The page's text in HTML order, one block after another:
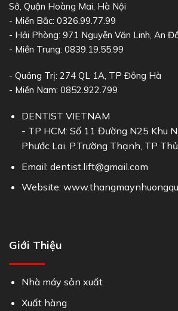
Sở, Quận Hoàng Mai, Hà Nội
- Miền Bắc: 0326.99.77.99
- Hải Phòng: 971 Nguyễn Văn Linh, An
- Miền Trung: 0839.19.55.99
- Quảng Trị: 274 QL 1A, TP Đông Hà
- Miền Nam: 0852.922.799
DENTIST VIETNAM
- TP HCM: Số 11 Đường N25 Khu
Phước Lai, P.Trường Thạnh, TP
Email: dentist.lift@gmail.com
Website:
Giới Thiệu
Nhà máy sản xuất
Xuất hàng